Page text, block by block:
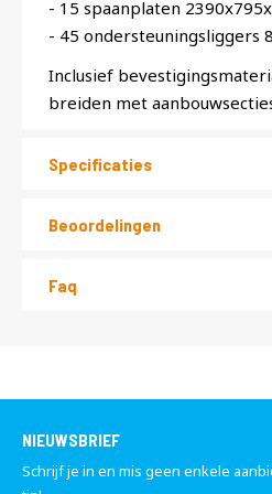
- 15 spaanplaten
- 45 ondersteuningsliggers
Inclusief
breiden met
Specificaties
Beoordelingen
Faq
NIEUWSBRIEF
Schrijf je in en mis geen enkele